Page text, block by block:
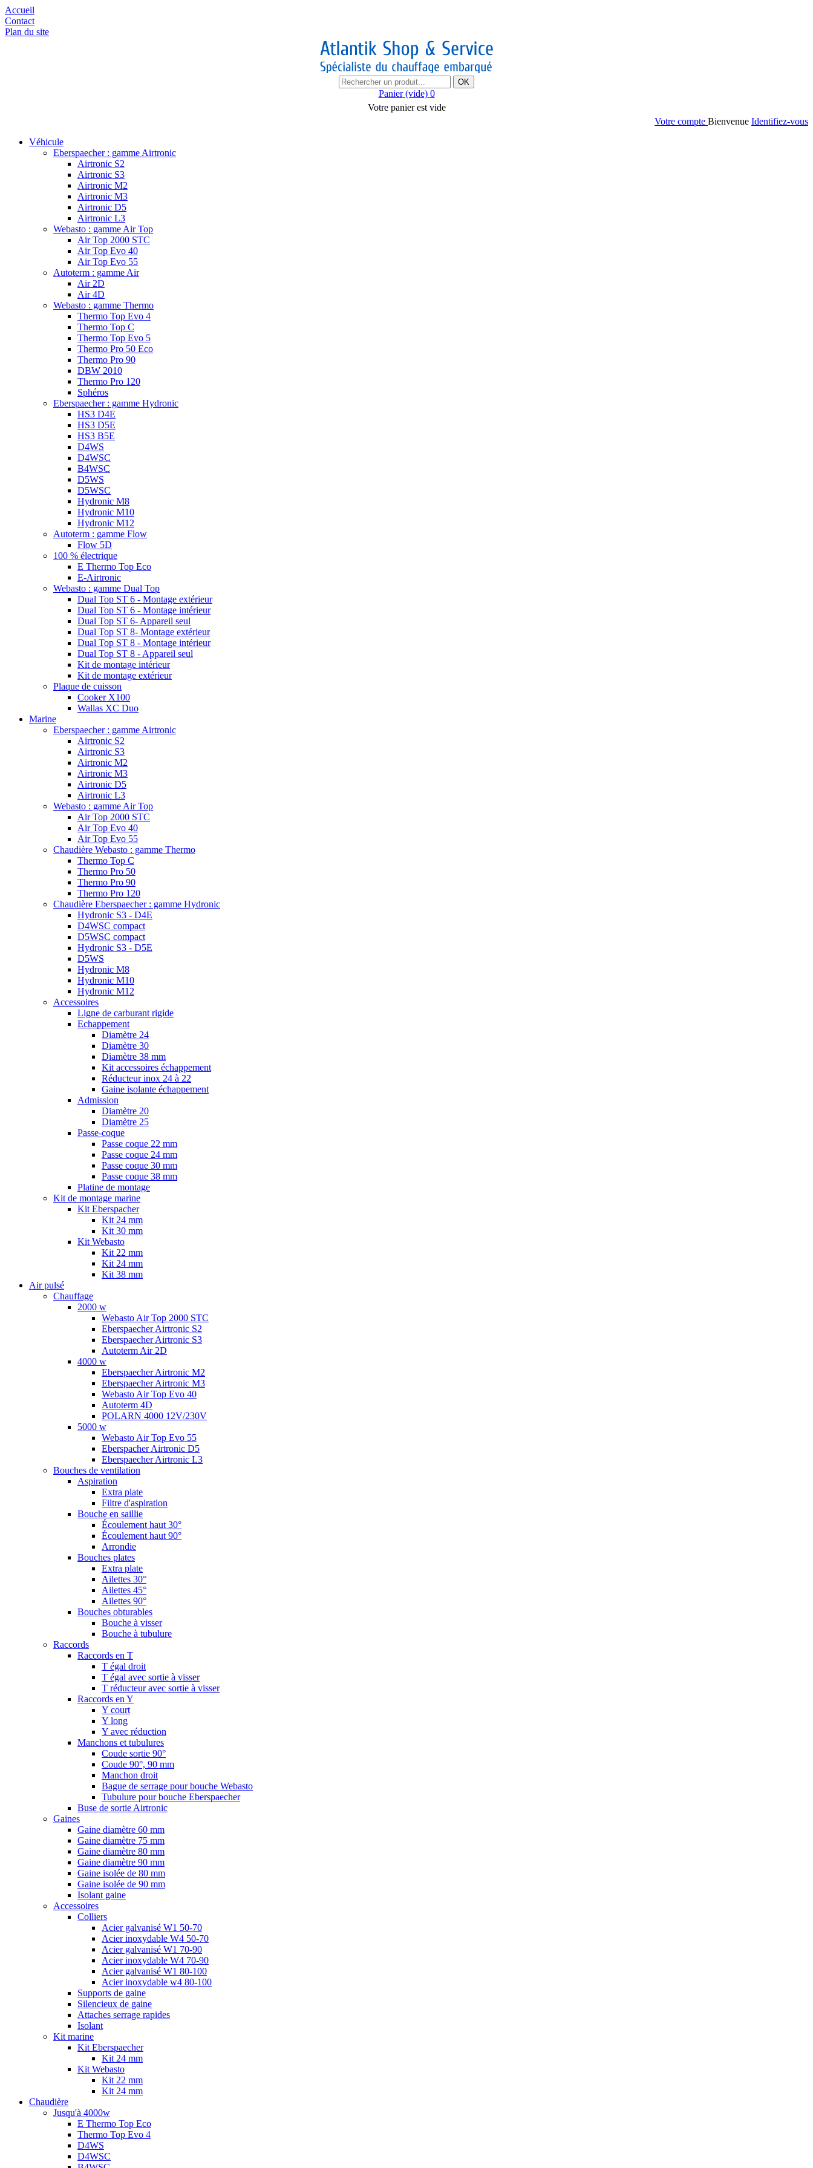
Accueil
Contact
Plan du site
OK
Panier (vide) 0
Votre panier est vide
Votre compte Bienvenue Identifiez-vous
Véhicule
Eberspaecher : gamme Airtronic
Airtronic S2
Airtronic S3
Airtronic M2
Airtronic M3
Airtronic D5
Airtronic L3
Webasto : gamme Air Top
Air Top 2000 STC
Air Top Evo 40
Air Top Evo 55
Autoterm : gamme Air
Air 2D
Air 4D
Webasto : gamme Thermo
Thermo Top Evo 4
Thermo Top C
Thermo Top Evo 5
Thermo Pro 50 Eco
Thermo Pro 90
DBW 2010
Thermo Pro 120
Sphéros
Eberspaecher : gamme Hydronic
HS3 D4E
HS3 D5E
HS3 B5E
D4WS
D4WSC
B4WSC
D5WS
D5WSC
Hydronic M8
Hydronic M10
Hydronic M12
Autoterm : gamme Flow
Flow 5D
100 % électrique
E Thermo Top Eco
E-Airtronic
Webasto : gamme Dual Top
Dual Top ST 6 - Montage extérieur
Dual Top ST 6 - Montage intérieur
Dual Top ST 6- Appareil seul
Dual Top ST 8- Montage extérieur
Dual Top ST 8 - Montage intérieur
Dual Top ST 8 - Appareil seul
Kit de montage intérieur
Kit de montage extérieur
Plaque de cuisson
Cooker X100
Wallas XC Duo
Marine
Eberspaecher : gamme Airtronic
Airtronic S2
Airtronic S3
Airtronic M2
Airtronic M3
Airtronic D5
Airtronic L3
Webasto : gamme Air Top
Air Top 2000 STC
Air Top Evo 40
Air Top Evo 55
Chaudière Webasto : gamme Thermo
Thermo Top C
Thermo Pro 50
Thermo Pro 90
Thermo Pro 120
Chaudière Eberspaecher : gamme Hydronic
Hydronic S3 - D4E
D4WSC compact
D5WSC compact
Hydronic S3 - D5E
D5WS
Hydronic M8
Hydronic M10
Hydronic M12
Accessoires
Ligne de carburant rigide
Echappement
Diamètre 24
Diamètre 30
Diamètre 38 mm
Kit accessoires échappement
Réducteur inox 24 à 22
Gaine isolante échappement
Admission
Diamètre 20
Diamètre 25
Passe-coque
Passe coque 22 mm
Passe coque 24 mm
Passe coque 30 mm
Passe coque 38 mm
Platine de montage
Kit de montage marine
Kit Eberspacher
Kit 24 mm
Kit 30 mm
Kit Webasto
Kit 22 mm
Kit 24 mm
Kit 38 mm
Air pulsé
Chauffage
2000 w
Webasto Air Top 2000 STC
Eberspaecher Airtronic S2
Eberspaecher Airtronic S3
Autoterm Air 2D
4000 w
Eberspaecher Airtronic M2
Eberspaecher Airtronic M3
Webasto Air Top Evo 40
Autoterm 4D
POLARN 4000 12V/230V
5000 w
Webasto Air Top Evo 55
Eberspacher Airtronic D5
Eberspaecher Airtronic L3
Bouches de ventilation
Aspiration
Extra plate
Filtre d'aspiration
Bouche en saillie
Écoulement haut 30°
Écoulement haut 90°
Arrondie
Bouches plates
Extra plate
Ailettes 30°
Ailettes 45°
Ailettes 90°
Bouches obturables
Bouche à visser
Bouche à tubulure
Raccords
Raccords en T
T égal droit
T égal avec sortie à visser
T réducteur avec sortie à visser
Raccords en Y
Y court
Y long
Y avec réduction
Manchons et tubulures
Coude sortie 90°
Coude 90°, 90 mm
Manchon droit
Bague de serrage pour bouche Webasto
Tubulure pour bouche Eberspaecher
Buse de sortie Airtronic
Gaines
Gaine diamètre 60 mm
Gaine diamètre 75 mm
Gaine diamètre 80 mm
Gaine diamètre 90 mm
Gaine isolée de 80 mm
Gaine isolée de 90 mm
Isolant gaine
Accessoires
Colliers
Acier galvanisé W1 50-70
Acier inoxydable W4 50-70
Acier galvanisé W1 70-90
Acier inoxydable W4 70-90
Acier galvanisé W1 80-100
Acier inoxydable w4 80-100
Supports de gaine
Silencieux de gaine
Attaches serrage rapides
Isolant
Kit marine
Kit Eberspaecher
Kit 24 mm
Kit Webasto
Kit 22 mm
Kit 24 mm
Chaudière
Jusqu'à 4000w
E Thermo Top Eco
Thermo Top Evo 4
D4WS
D4WSC